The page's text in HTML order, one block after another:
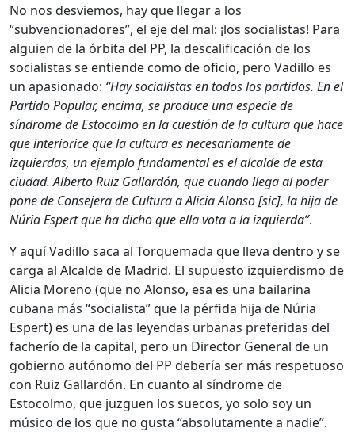
No nos desviemos, hay que llegar a los
“subvencionadores”, el eje del mal: ¡los socialistas! Para
alguien de la órbita del PP, la descalificación de los
socialistas se entiende como de oficio, pero Vadillo es
un apasionado: “Hay socialistas en todos los partidos. En el
Partido Popular, encima, se produce una especie de
síndrome de Estocolmo en la cuestión de la cultura que hace
que interiorice que la cultura es necesariamente de
izquierdas, un ejemplo fundamental es el alcalde de esta
ciudad. Alberto Ruiz Gallardón, que cuando llega al poder
pone de Consejera de Cultura a Alicia Alonso [sic], la hija de
Núria Espert que ha dicho que ella vota a la izquierda”.
Y aquí Vadillo saca al Torquemada que lleva dentro y se
carga al Alcalde de Madrid. El supuesto izquierdismo de
Alicia Moreno (que no Alonso, esa es una bailarina
cubana más “socialista” que la pérfida hija de Núria
Espert) es una de las leyendas urbanas preferidas del
facherío de la capital, pero un Director General de un
gobierno autónomo del PP debería ser más respetuoso
con Ruiz Gallardón. En cuanto al síndrome de
Estocolmo, que juzguen los suecos, yo solo soy un
músico de los que no gusta “absolutamente a nadie”.